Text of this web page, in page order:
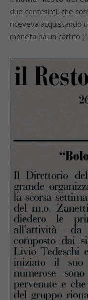
due centesimi, che
riceveva acquistando
moneta da un carlino